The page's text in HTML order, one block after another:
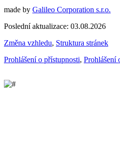
made by Galileo Corporation s.r.o.
Poslední aktualizace: 03.08.2026
Změna vzhledu, Struktura stránek
Prohlášení o přístupnosti, Prohlášení